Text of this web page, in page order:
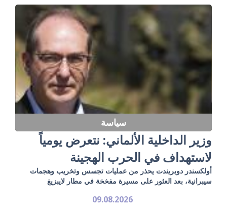
سياسة
وزير الداخلية الألماني: نتعرض يومياً
لاستهداف في الحرب الهجينة
أولكسندر دوبريندت يحذر من عمليات تجسس وتخريب وهجمات
سيبرانية، بعد العثور على مسيرة مفخخة في مطار لايبزيغ
09.08.2026